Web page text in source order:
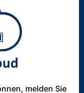
melden Sie